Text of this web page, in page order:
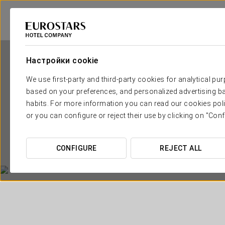
Настройки cookie
We use first-party and third-party cookies for analytical
based on your preferences, and personalized advertising
habits. For more information you can read our cookies
or you can configure or reject their use by clicking on
CONFIGURE REJECT ALL